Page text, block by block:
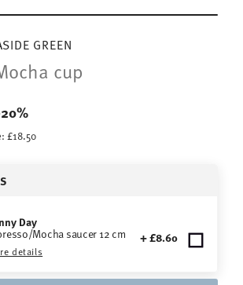
GREEN
cup
from
£18.50
Day
Mocha saucer 12 cm
details
+ £8.60